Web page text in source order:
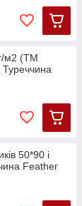
м2 (TM
50*90 і
Feather